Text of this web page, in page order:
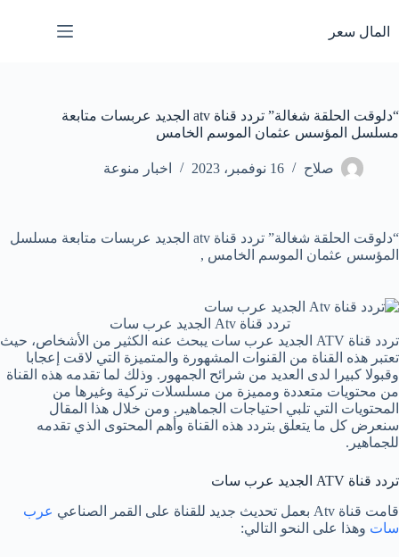
إلى
المحتوى
المال سعر
“دلوقت الحلقة شغالة” تردد قناة atv الجديد عربسات متابعة
مسلسل المؤسس عثمان الموسم الخامس
صلاح 16 نوفمبر، 2023 اخبار منوعة
“دلوقت الحلقة شغالة” تردد قناة atv الجديد عربسات متابعة مسلسل
المؤسس عثمان الموسم الخامس ,
تردد قناة Atv الجديد عرب سات
تردد قناة ATV الجديد عرب سات يبحث عنه الكثير من الأشخاص، حيث
تعتبر هذه القناة من القنوات المشهورة والمتميزة التي لاقت إعجابا
وقبولا كبيرا لدى العديد من شرائح الجمهور. وذلك لما تقدمه هذه القناة
من محتويات متعددة ومميزة من مسلسلات تركية وغيرها من
المحتويات التي تلبي احتياجات الجماهير. ومن خلال هذا المقال
سنعرض كل ما يتعلق بتردد هذه القناة وأهم المحتوى الذي تقدمه
للجماهير.
تردد قناة ATV الجديد عرب سات
قامت قناة Atv بعمل تحديث جديد للقناة على القمر الصناعي
عرب
سات وهذا على النحو التالي: